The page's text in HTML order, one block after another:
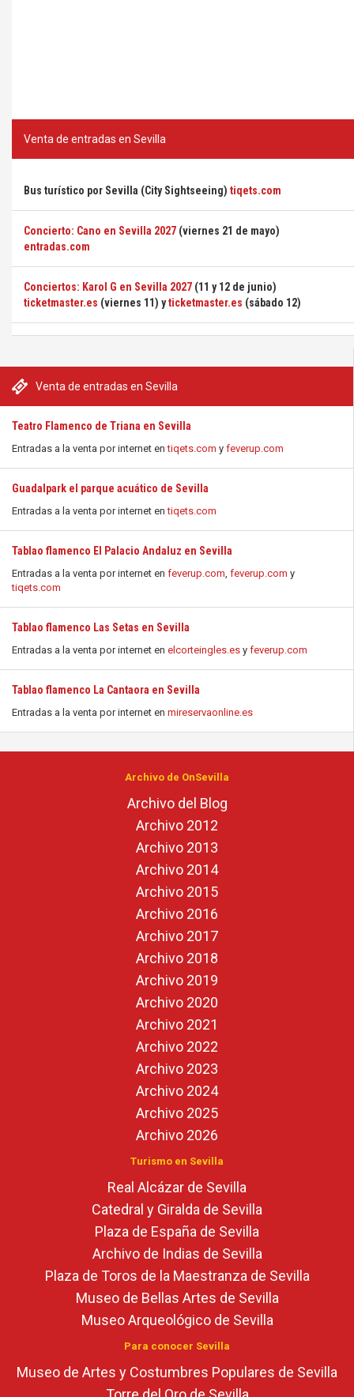
Venta de entradas en Sevilla
Teatro Flamenco de Triana en Sevilla
Entradas a la venta por internet entiqets.com y feverup.com
Guadalpark el parque acuático de Sevilla
Entradas a la venta por internet entiqets.com
Tablao flamenco El Palacio Andaluz en Sevilla
Entradas a la venta por internet en feverup.com, feverup.com y
tiqets.com
Tablao flamenco Las Setas en Sevilla
Entradas a la venta por internet en elcorteingles.es y feverup.com
Tablao flamenco La Cantaora en Sevilla
Entradas a la venta por internet en mireservaonline.es
Venta de entradas en Sevilla
Bus turístico por Sevilla (City Sightseeing) tiqets.com
Concierto: Cano en Sevilla 2027 (viernes 21 de mayo)
entradas.com
Conciertos: Karol G en Sevilla 2027 (11 y 12 de junio)
ticketmaster.es (viernes 11) yticketmaster.es (sábado 12)
Archivo de OnSevilla
Archivo del Blog
Archivo 2012
Archivo 2013
Archivo 2014
Archivo 2015
Archivo 2016
Archivo 2017
Archivo 2018
Archivo 2019
Archivo 2020
Archivo 2021
Archivo 2022
Archivo 2023
Archivo 2024
Archivo 2025
Archivo 2026
Turismo en Sevilla
Real Alcázar de Sevilla
Catedral y Giralda de Sevilla
Plaza de España de Sevilla
Archivo de Indias de Sevilla
Plaza de Toros de la Maestranza de Sevilla
Museo de Bellas Artes de Sevilla
Museo Arqueológico de Sevilla
Para conocer Sevilla
Museo de Artes y Costumbres Populares de Sevilla